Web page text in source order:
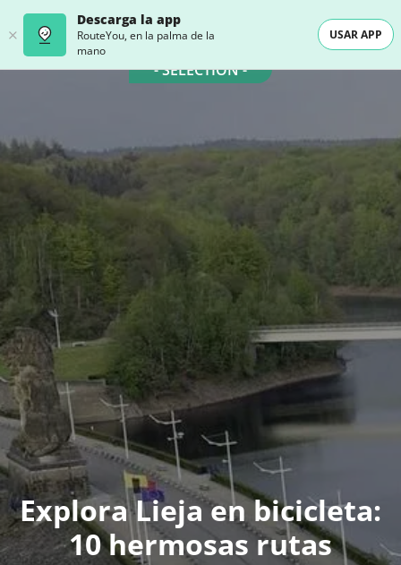
Descarga la app
RouteYou, en la palma de la
mano
USAR APP
- SELECTION -
Explora Lieja en bicicleta:
10 hermosas rutas